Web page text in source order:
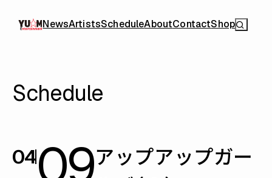
NewsArtistsScheduleAboutContactShop
Schedule
04
アップアップガー